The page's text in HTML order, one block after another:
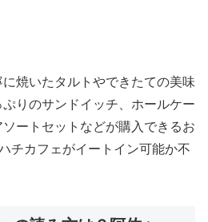
焼いたタルトやできたての美味
りのサンドイッチ、ホールケー
ートセットなどが購入できるお
チカフェがイートイン可能か不